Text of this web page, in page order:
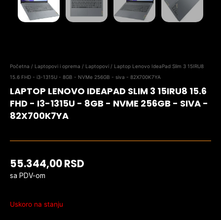
Početna / Laptopovi i oprema / Laptopovi / Laptop Lenovo IdeaPad Slim 3 15IRU8
15.6 FHD - i3-1315U - 8GB - NVMe 256GB - siva - 82X700K7YA
LAPTOP LENOVO IDEAPAD SLIM 3 15IRU8 15.6
FHD - I3-1315U - 8GB - NVME 256GB - SIVA -
82X700K7YA
55.344,00RSD
sa PDV-om
Uskoro na stanju